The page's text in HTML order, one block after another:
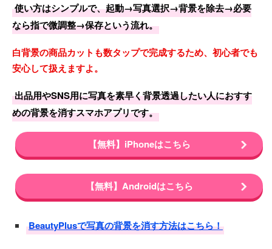
使い方はシンプルで、起動→写真選択→背景を除去→必要
なら指で微調整→保存という流れ。
白背景の商品カットも数タップで完成するため、初心者でも
安心して扱えますよ。
出品用やSNS用に写真を素早く背景透過したい人におすす
めの背景を消すスマホアプリです。
【無料】iPhoneはこちら
【無料】Androidはこちら
BeautyPlusで写真の背景を消す方法はこちら！